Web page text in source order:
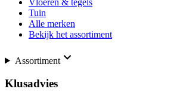
Tuin
Alle merken
Bekijk het assortiment
Assortiment
Klusadvies